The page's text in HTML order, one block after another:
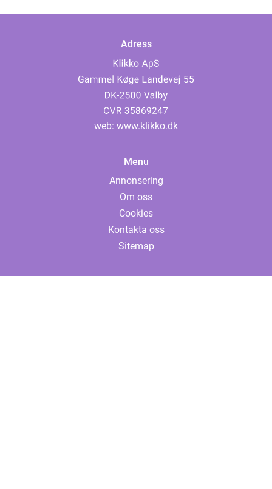
Adress
web: www.klikko.dk
Menu
Annonsering
Om oss
Cookies
Kontakta oss
Sitemap